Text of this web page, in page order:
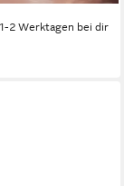
2 Werktagen bei dir